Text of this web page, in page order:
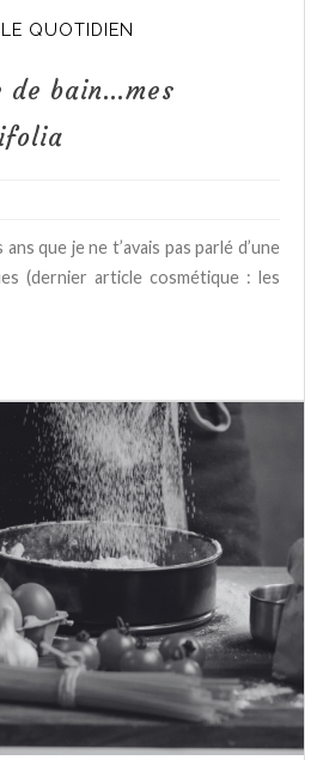
LE QUOTIDIEN
de bain…mes
que je ne t’avais pas parlé d’une
(dernier article cosmétique : les